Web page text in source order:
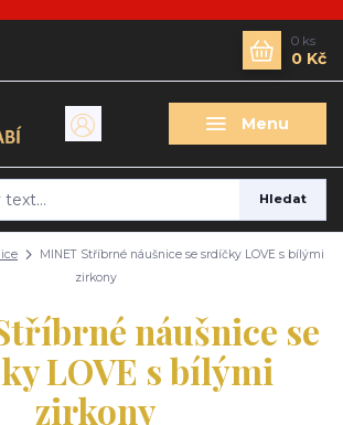
Menu
Hledat
0 ks
0 Kč
MINET Stříbrné náušnice se srdíčky LOVE s bílými
zirkony
náušnice se
LOVE s bílými
zirkony